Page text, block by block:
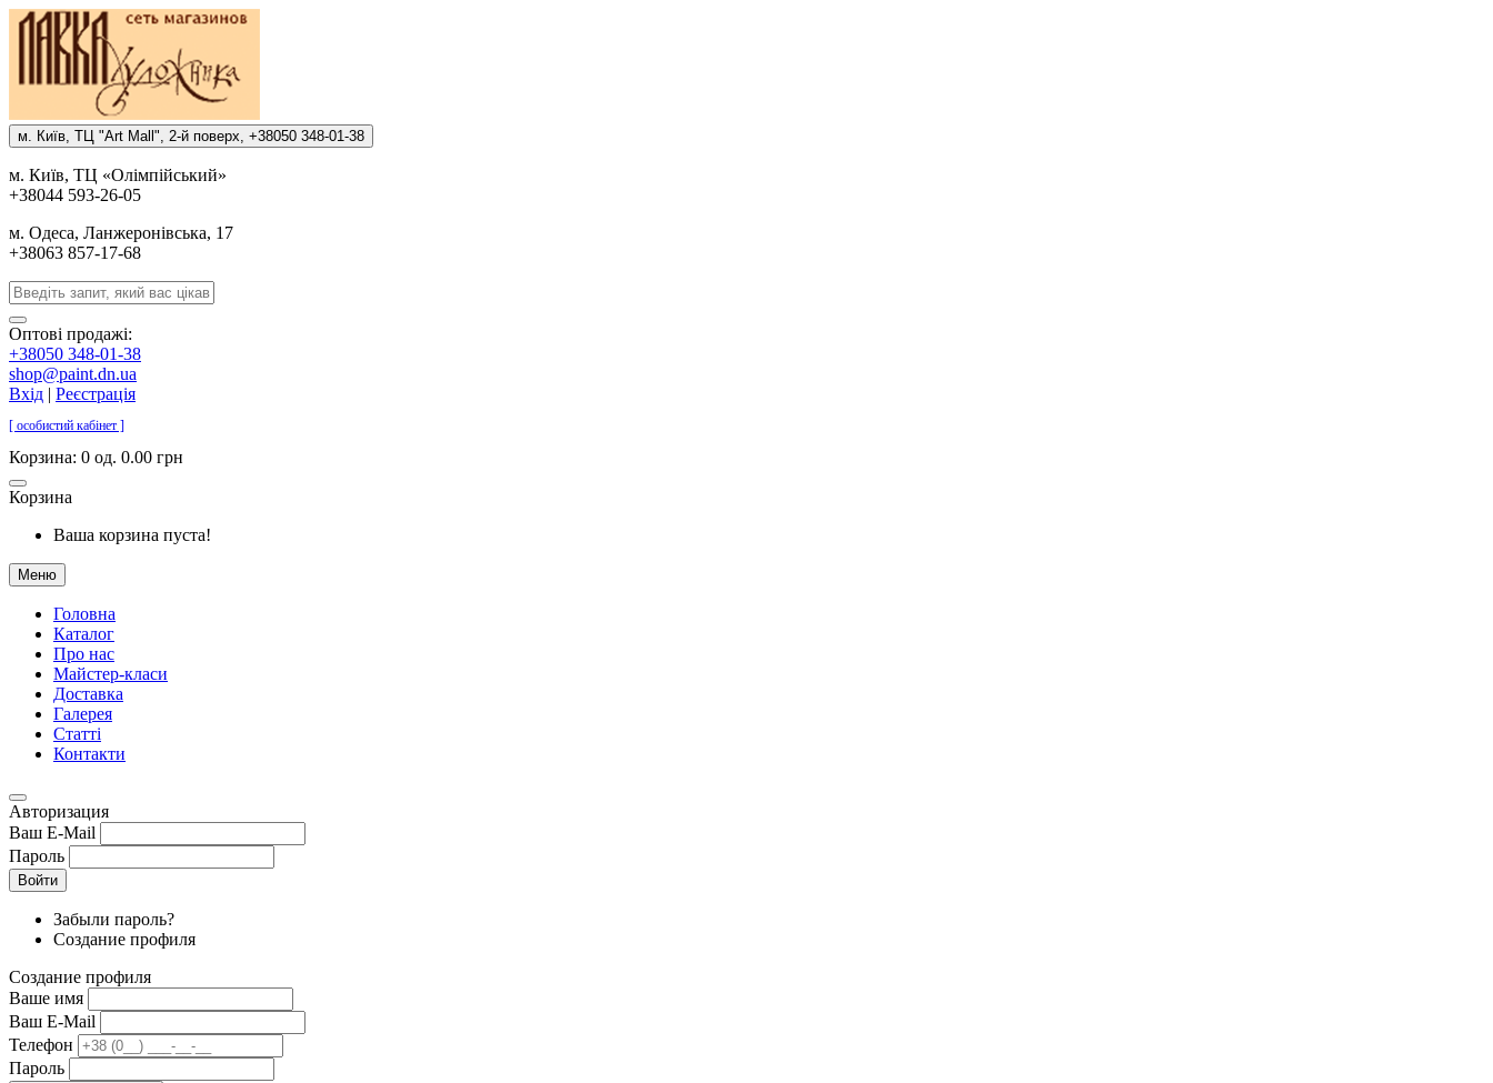
м. Киïв, ТЦ "Art Mall", 2-й поверх, +38050 348-01-38
м. Киïв, ТЦ «Олiмпiйський»
+38044 593-26-05
м. Одеса, Ланжеронiвська, 17
+38063 857-17-68
Оптові продажі:
+38050 348-01-38
shop@paint.dn.ua
Вхід | Реєстрація
[ особистий кабінет ]
Корзина: 0 од. 0.00 грн
Корзина
Ваша корзина пуста!
Меню
Головна
Каталог
Про нас
Майстер-класи
Доставка
Галерея
Статтi
Контакти
Авторизация
Ваш E-Mail
Пароль
Войти
Забыли пароль?
Создание профиля
Создание профиля
Ваше имя
Ваш E-Mail
Телефон
Пароль